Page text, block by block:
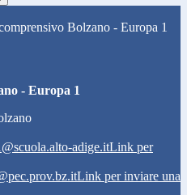
Bolzano - Europa 1
- Europa 1
adige.itLink per
Link per inviare una